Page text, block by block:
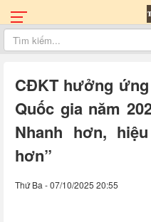
CĐKT hưởng
Quốc gia năm
Nhanh hơn,
hơn”
Thứ Ba - 07/10/2025 20:55